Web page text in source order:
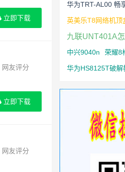
立即下载
网友评分
立即下载
网友评分
华为TRT-AL00 畅
英美乐T8网络机顶
九联UNT401A
中兴9040n 荣耀8
华为HS8125T破解